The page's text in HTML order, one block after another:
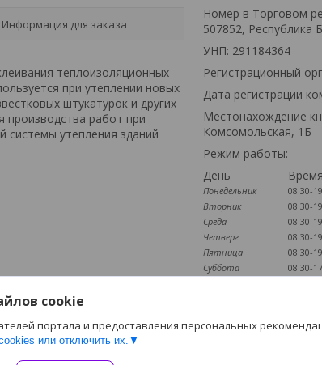
Информация для заказа
теплоизоляционных
при утеплении новых
штукатурок и других
производства работ при
системы утепления зданий
Номер в Торговом
507852, Республика
УНП: 291184364
Регистрационный
Дата регистрации
Местонахождение
Комсомольская, 1Б
Режим работы:
День
Понедельник
08:30-
Вторник
08:30-
Среда
08:30-
Четверг
08:30-
Пятница
08:30-
Суббота
08:30-
Наличие
cookie
портала и предоставления персональных
или отключить их.